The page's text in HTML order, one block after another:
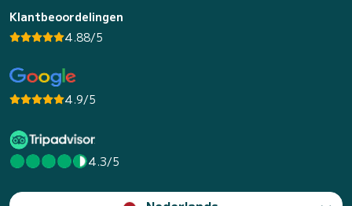
Klantbeoordelingen
4.88/5
4.9/5
4.3/5